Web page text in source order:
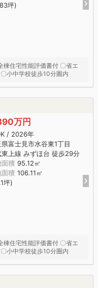
坪)
住宅性能評価書付 〇省エ
小中学校徒歩10分圏内
万円
/ 2026年
富士見市水谷東1丁目
東上線 みずほ台 徒歩29分
面積 95.12㎡
面積 106.11㎡
坪)
住宅性能評価書付 〇省エ
小中学校徒歩10分圏内